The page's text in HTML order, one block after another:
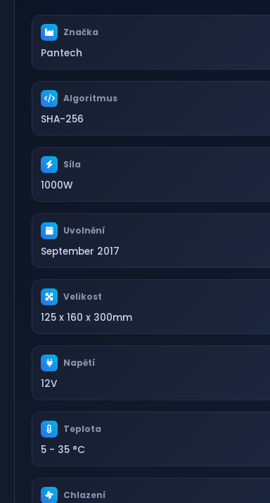
Značka
Pantech
Algoritmus
SHA-256
Síla
1000W
Uvolnění
September 2017
Velikost
125 x 160 x 300mm
Napětí
12V
Teplota
5 - 35 °C
Chlazení